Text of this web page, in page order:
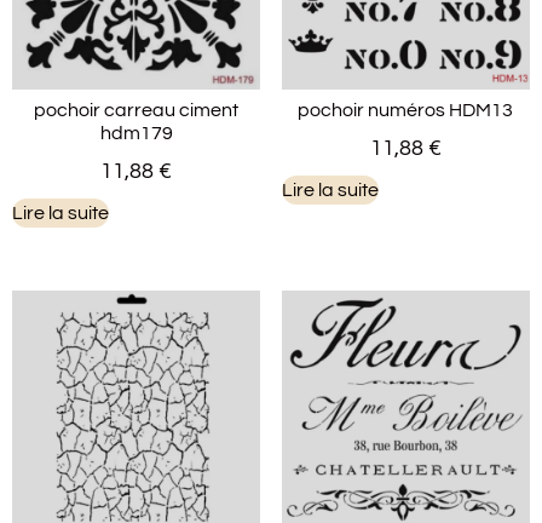
pochoir carreau ciment
hdm179
11,88 €
Lire la suite
pochoir numéros HDM13
11,88 €
Lire la suite